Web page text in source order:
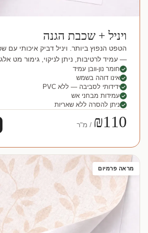
ויניל + שכבת הגנה
הטפט הנפוץ ביותר. ויניל דביק איכותי עם
— עמיד לרטיבות, ניתן לניקוי, גימור מט
חומר נון-וובן עמיד
אינו דוהה בשמש
ידידותי לסביבה — ללא PVC
עמידות מבחני אש
ניתן להסרה ללא שאריות
₪110 / מ"ר
מראה פרמיום